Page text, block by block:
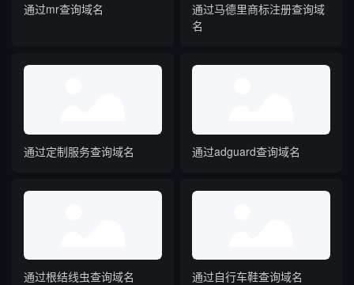
通过mr查询域名
通过马德里商标注册查询域
名
通过定制服务查询域名 通过adguard查询域名
通过根结线虫查询域名 通过自行车鞋查询域名